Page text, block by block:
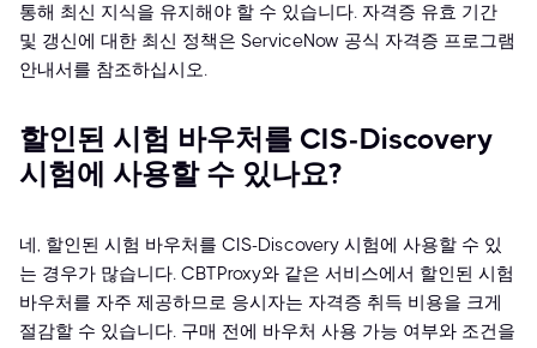
통해 최신 지식을 유지해야 할 수 있습니다. 자격증 유효 기간
및 갱신에 대한 최신 정책은 ServiceNow 공식 자격증 프로그램
안내서를 참조하십시오.
할인된 시험 바우처를 CIS-Discovery
시험에 사용할 수 있나요?
네, 할인된 시험 바우처를 CIS-Discovery 시험에 사용할 수 있
는 경우가 많습니다. CBTProxy와 같은 서비스에서 할인된 시험
바우처를 자주 제공하므로 응시자는 자격증 취득 비용을 크게
절감할 수 있습니다. 구매 전에 바우처 사용 가능 여부와 조건을